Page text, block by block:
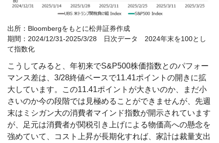
出所：Bloombergをもとに松井証券作成
期間：2024/12/31-2025/3/28 日次データ 2024年末を100とし
て指数化
こうしてみると、年初来でS&P500株価指数とのパフォー
マンス差は、3/28終値ベースで11.41ポイントの開きに拡
大しています。この11.41ポイントが大きいのか、まだ小
さいのか今の段階では見極めることができませんが、先週
末はミシガン大の消費者マインド指数が開示されています
が、足元は消費者が関税引き上げによる物価高への懸念を
強めていて、コスト上昇が長期化すれば、家計は裁量支出